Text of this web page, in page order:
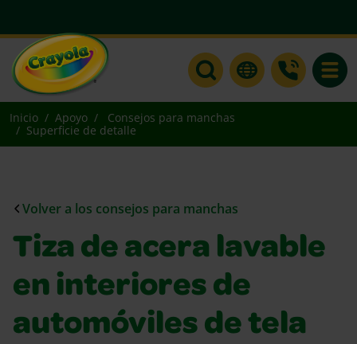
Inicio Apoyo
Consejos para manchas
Superficie de detalle
Volver a los consejos para manchas
Tiza de acera lavable
en interiores de
automóviles de tela